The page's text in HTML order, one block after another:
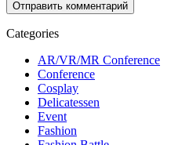
Categories
AR/VR/MR Conference
Conference
Cosplay
Delicatessen
Event
Fashion